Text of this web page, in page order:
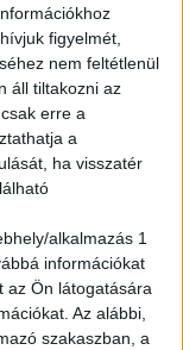
figyelmét,
nem feltétlenül
áll tiltakozni az
erre a
a
ha visszatér
alkalmazás 1
információkat
az Ön látogatására
Az alábbi,
szakaszban, a